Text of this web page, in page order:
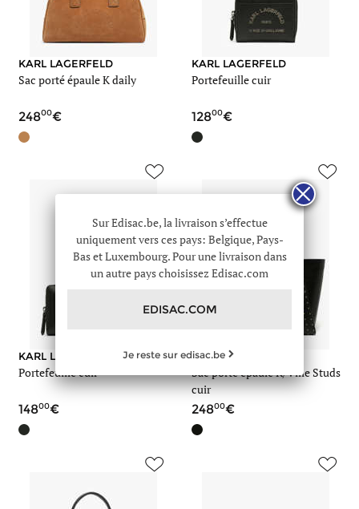
KARL LAGERFELD
Sac porté épaule K daily
24800
KARL LAGERFELD
Portefeuille cuir
12800
KARL LAGERFELD
Portefeuille cuir
14800
KARL LAGERFELD
Sac porté épaule K/Ville Studs
cuir
24800
Sur Edisac.be, la livraison s’effectue
uniquement vers ces pays: Belgique, Pays-
Bas et Luxembourg. Pour une livraison dans
un autre pays choisissez Edisac.com
EDISAC.COM
Je reste sur edisac.be